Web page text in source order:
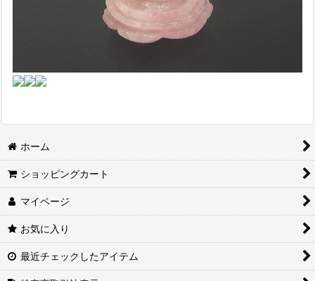
ホーム
ショッピングカート
マイページ
お気に入り
最近チェックしたアイテム